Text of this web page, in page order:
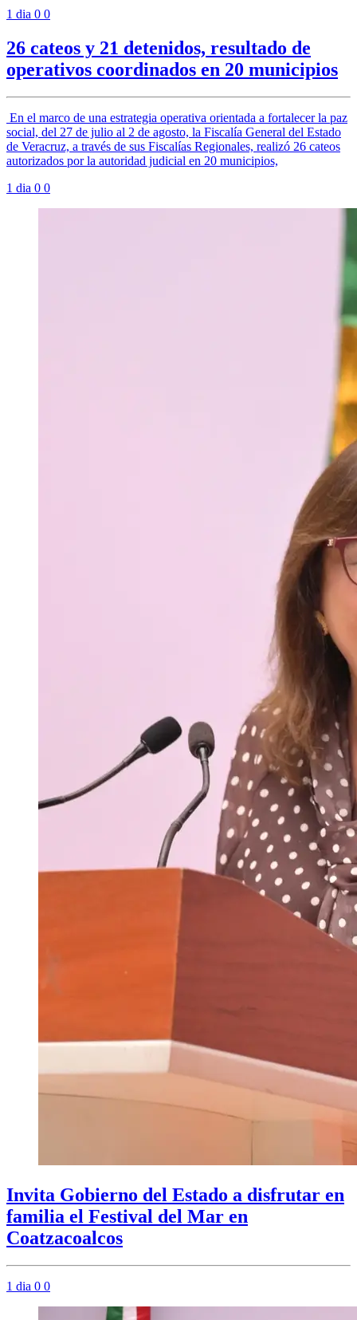
1 dia 0 0
26 cateos y 21 detenidos, resultado de
operativos coordinados en 20 municipios
En el marco de una estrategia operativa orientada a fortalecer la paz
social, del 27 de julio al 2 de agosto, la Fiscalía General del Estado
de Veracruz, a través de sus Fiscalías Regionales, realizó 26 cateos
autorizados por la autoridad judicial en 20 municipios,
1 dia 0 0
Invita Gobierno del Estado a disfrutar en
familia el Festival del Mar en
Coatzacoalcos
1 dia 0 0